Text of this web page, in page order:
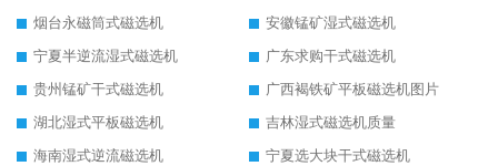
烟台永磁筒式磁选机
安徽锰矿湿式磁选机
宁夏半逆流湿式磁选机
广东求购干式磁选机
贵州锰矿干式磁选机
广西褐铁矿平板磁选机图片
湖北湿式平板磁选机
吉林湿式磁选机质量
海南湿式逆流磁选机
宁夏选大块干式磁选机